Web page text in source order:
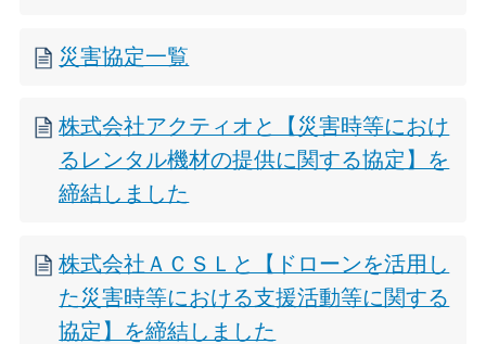
災害協定一覧
株式会社アクティオと【災害時等におけ
るレンタル機材の提供に関する協定】を
締結しました
株式会社ＡＣＳＬと【ドローンを活用し
た災害時等における支援活動等に関する
協定】を締結しました